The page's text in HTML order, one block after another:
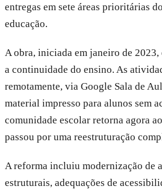
entregas em sete áreas prioritárias
educação.
A obra, iniciada em janeiro de
a continuidade do ensino. As
remotamente, via Google Sala de
material impresso para alunos sem
comunidade escolar retorna agora
passou por uma reestruturação
A reforma incluiu modernização de
estruturais, adequações de